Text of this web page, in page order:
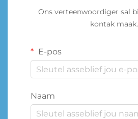
Ons verteenwoordiger sal
kontak maak.
E-pos
Naam